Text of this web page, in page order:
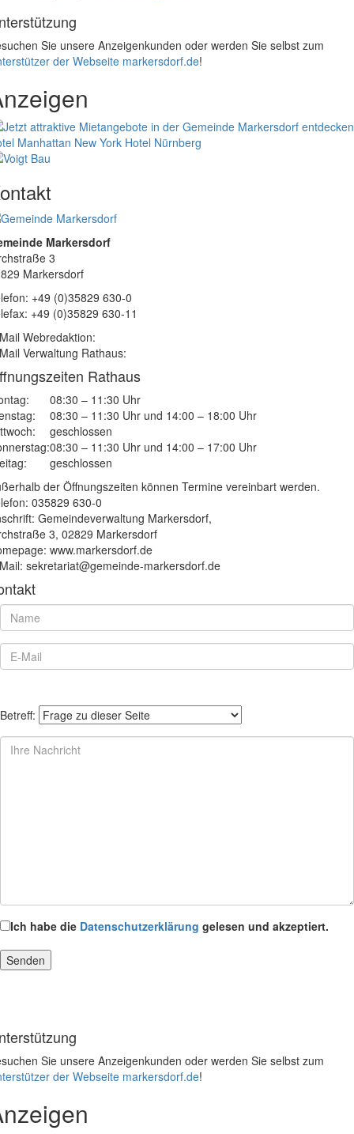
Sie unsere Anzeigenkunden oder werden Sie selbst zum
der Webseite markersdorf.de!
Manhattan New York Hotel Nürnberg
Markersdorf
3
Markersdorf
+49 (0)35829 630-0
+49 (0)35829 630-11
Webredaktion:
Verwaltung Rathaus:
Rathaus
08:30 – 11:30 Uhr
08:30 – 11:30 Uhr und 14:00 – 18:00 Uhr
geschlossen
08:30 – 11:30 Uhr und 14:00 – 17:00 Uhr
geschlossen
der Öffnungszeiten können Termine vereinbart werden.
035829 630-0
Gemeindeverwaltung Markersdorf,
3, 02829 Markersdorf
www.markersdorf.de
sekretariat@gemeinde-markersdorf.de
Betreff:
Ich habe die Datenschutzerklärung gelesen und akzeptiert.
Sie unsere Anzeigenkunden oder werden Sie selbst zum
der Webseite markersdorf.de!